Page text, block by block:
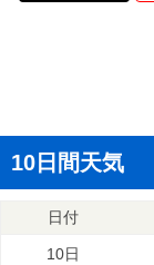
10日間天気
日付
10日